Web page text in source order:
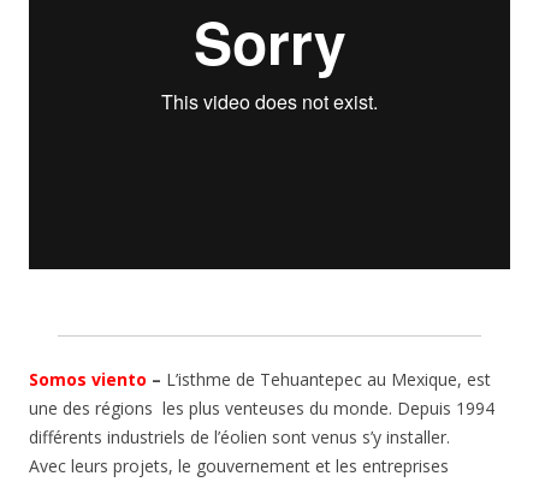
Somos viento – L’isthme de Tehuantepec au Mexique, est
une des régions les plus venteuses du monde. Depuis 1994
différents industriels de l’éolien sont venus s’y installer.
Avec leurs projets, le gouvernement et les entreprises